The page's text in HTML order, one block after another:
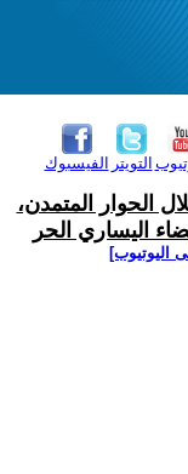
الفيسبوك التويتر
الحوار المتمدن،
اليساري الحر
اليوتيوب]